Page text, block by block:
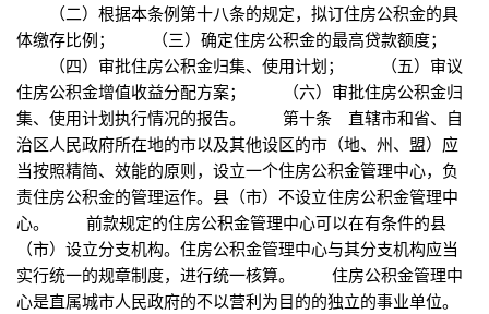
（二）根据本条例第十八条的规定，拟订住房公积金的具
体缴存比例； （三）确定住房公积金的最高贷款额度；
（四）审批住房公积金归集、使用计划； （五）审议
住房公积金增值收益分配方案； （六）审批住房公积金归
集、使用计划执行情况的报告。 第十条 直辖市和省、自
治区人民政府所在地的市以及其他设区的市（地、州、盟）应
当按照精简、效能的原则，设立一个住房公积金管理中心，负
责住房公积金的管理运作。县（市）不设立住房公积金管理中
心。 前款规定的住房公积金管理中心可以在有条件的县
（市）设立分支机构。住房公积金管理中心与其分支机构应当
实行统一的规章制度，进行统一核算。 住房公积金管理中
心是直属城市人民政府的不以营利为目的的独立的事业单位。